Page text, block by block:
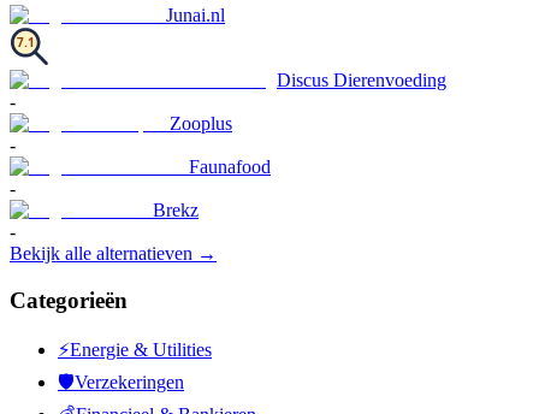
Junai.nl
7.1
Discus Dierenvoeding
-
Zooplus
-
Faunafood
-
Brekz
-
Bekijk alle alternatieven →
Categorieën
⚡Energie & Utilities
🛡️Verzekeringen